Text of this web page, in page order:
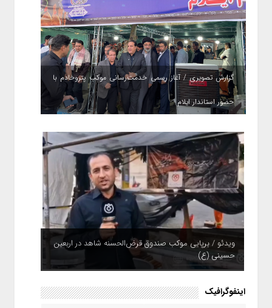
گزارش تصویری / آغاز رسمی خدمت‌رسانی موکب پتروخادم با
حضور استاندار ایلام
ویدئو / برپایی موکب صندوق قرض‌الحسنه شاهد در اربعین
حسینی (ع)
اینفوگرافیک